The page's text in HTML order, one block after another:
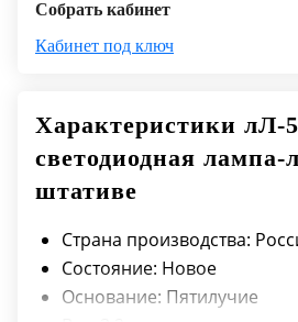
Собрать кабинет
Кабинет под ключ
Характеристики лЛ-5
светодиодная лампа-
штативе
Страна производства:
Состояние: Новое
Основание: Пятилучие